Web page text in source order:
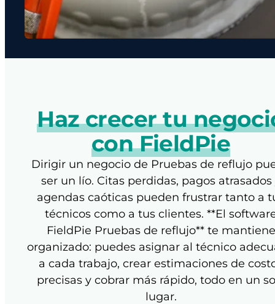
Haz crecer tu
con FieldPie
Dirigir un negocio de Pruebas de reflujo
ser un lío. Citas perdidas, pagos atrasados
agendas caóticas pueden frustrar tanto a
técnicos como a tus clientes. **El
FieldPie Pruebas de reflujo** te mantiene
organizado: puedes asignar al técnico
a cada trabajo, crear estimaciones de
precisas y cobrar más rápido, todo en un
lugar.